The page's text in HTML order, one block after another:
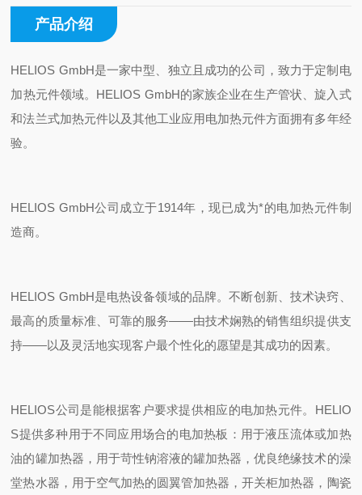
产品介绍
HELIOS GmbH是一家中型、独立且成功的公司，致力于定制电
加热元件领域。 HELIOS GmbH的家族企业在生产管状、旋入式
和法兰式加热元件以及其他工业应用电加热元件方面拥有多年经
验。
HELIOS GmbH公司成立于1914年，现已成为*的电加热元件制
造商。
HELIOS GmbH是电热设备领域的品牌。不断创新、技术诀窍、
最高的质量标准、可靠的服务——由技术娴熟的销售组织提供支
持——以及灵活地实现客户最个性化的愿望是其成功的因素。
HELIOS公司是能根据客户要求提供相应的电加热元件。 HELIO
S提供多种用于不同应用场合的电加热板：用于液压流体或加热
油的罐加热器，用于苛性钠溶液的罐加热器，优良绝缘技术的澡
堂热水器，用于空气加热的圆翼管加热器，开关柜加热器，陶瓷